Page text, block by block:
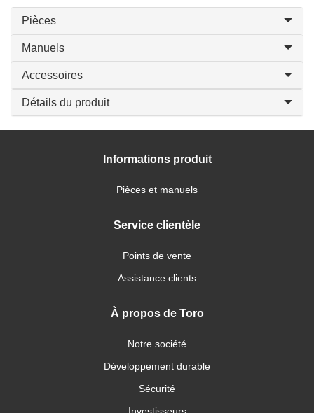
Pièces
Manuels
Accessoires
Détails du produit
Informations produit
Pièces et manuels
Service clientèle
Points de vente
Assistance clients
À propos de Toro
Notre société
Développement durable
Sécurité